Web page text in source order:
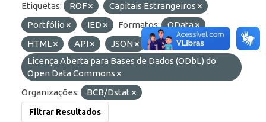
Etiquetas: ROF
Capitais Estrangeiros
Portfólio
IED Formatos:
OData
HTML
API JSON
Licenças:
Licença Aberta para Bases de Dados (ODbL) do
Open Data Commons
Organizações:
BCB/Dstat
Filtrar Resultados